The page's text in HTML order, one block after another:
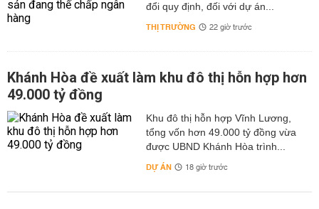
đổi quy định, đối với dự án...
THỊ TRƯỜNG 22 giờ trước
Khánh Hòa đề xuất làm khu đô thị hỗn hợp hơn
49.000 tỷ đồng
Khu đô thị hỗn hợp Vĩnh Lương,
tổng vốn hơn 49.000 tỷ đồng vừa
được UBND Khánh Hòa trình...
DỰ ÁN 18 giờ trước